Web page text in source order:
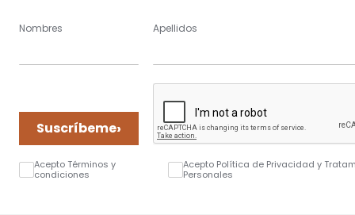
Nombres Apellidos
Suscríbeme›
Acepto Términos y
condiciones
Acepto Política de Privacidad y
Personales